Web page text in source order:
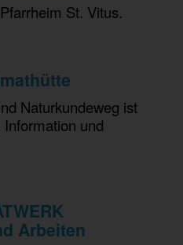
St. Vitus.
Naturkundeweg ist
und
Arbeiten